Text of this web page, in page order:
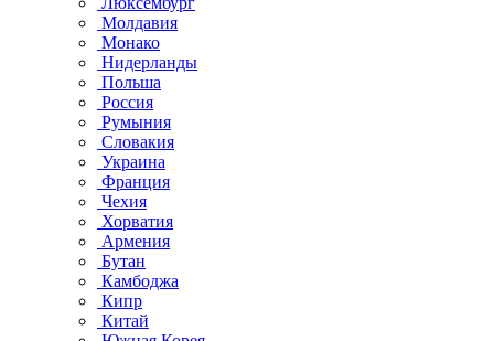
Молдавия
Монако
Нидерланды
Польша
Россия
Румыния
Словакия
Украина
Франция
Чехия
Хорватия
Армения
Бутан
Камбоджа
Кипр
Китай